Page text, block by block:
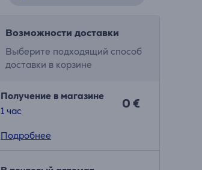
Возможности доставки
Выберите подходящий способ
доставки в корзине
Получение в магазине
1 час
0 €
Подробнее